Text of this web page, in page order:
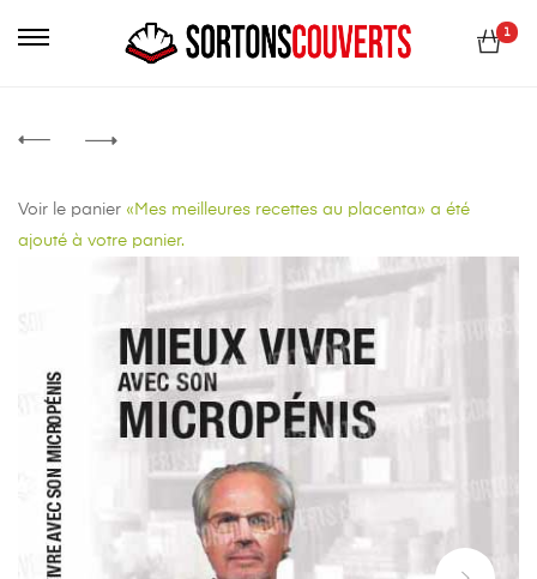
Menu
1
Voir le panier «Mes meilleures recettes au placenta» a été
ajouté à votre panier.